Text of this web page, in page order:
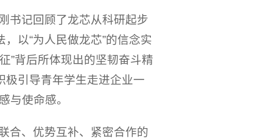
书记回顾了龙芯从科研起步
以“为人民做龙芯”的信念实
”背后所体现出的坚韧奋斗精
极引导青年学生走进企业一
与使命感。
合、优势互补、紧密合作的